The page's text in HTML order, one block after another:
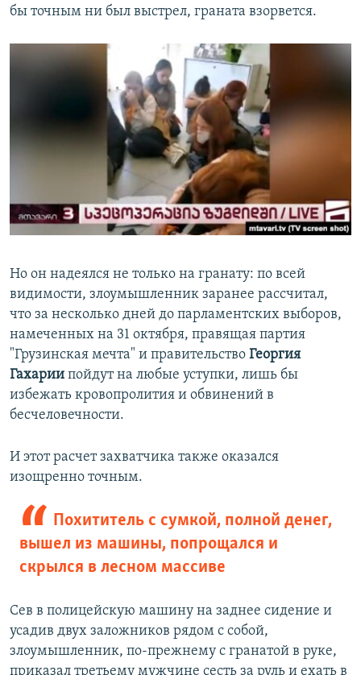
бы точным ни был выстрел, граната взорвется.
Но он надеялся не только на гранату: по всей
видимости, злоумышленник заранее рассчитал,
что за несколько дней до парламентских выборов,
намеченных на 31 октября, правящая партия
"Грузинская мечта" и правительство Георгия
Гахарии пойдут на любые уступки, лишь бы
избежать кровопролития и обвинений в
бесчеловечности.
И этот расчет захватчика также оказался
изощренно точным.
Похититель с сумкой, полной денег,
вышел из машины, попрощался и
скрылся в лесном массиве
Сев в полицейскую машину на заднее сидение и
усадив двух заложников рядом с собой,
злоумышленник, по-прежнему с гранатой в руке,
приказал третьему мужчине сесть за руль и ехать в